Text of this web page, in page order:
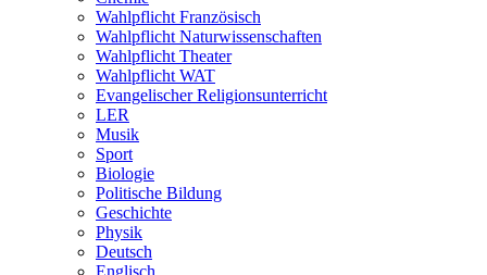
Wahlpflicht Französisch
Wahlpflicht Naturwissenschaften
Wahlpflicht Theater
Wahlpflicht WAT
Evangelischer Religionsunterricht
LER
Musik
Sport
Biologie
Politische Bildung
Geschichte
Physik
Deutsch
Englisch